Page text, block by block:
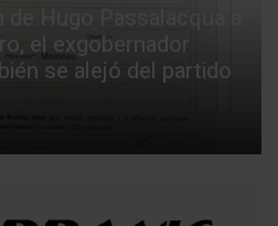
de Hugo Passalacqua a
el exgobernador
se alejó del partido